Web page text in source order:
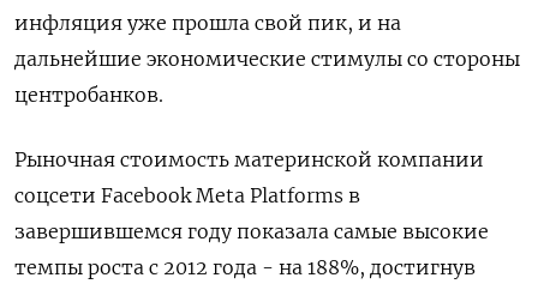
инфляция уже прошла свой пик, и на
дальнейшие экономические стимулы со стороны
центробанков.
Рыночная стоимость материнской компании
соцсети Facebook Meta Platforms в
завершившемся году показала самые высокие
темпы роста с 2012 года - на 188%, достигнув